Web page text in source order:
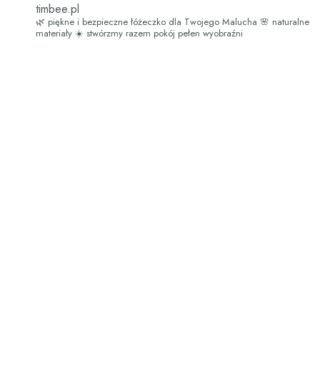
timbee.pl
🌿 piękne i bezpieczne łóżeczko dla Twojego Malucha 🌸 naturalne
materiały ☀️ stwórzmy razem pokój pełen wyobraźni